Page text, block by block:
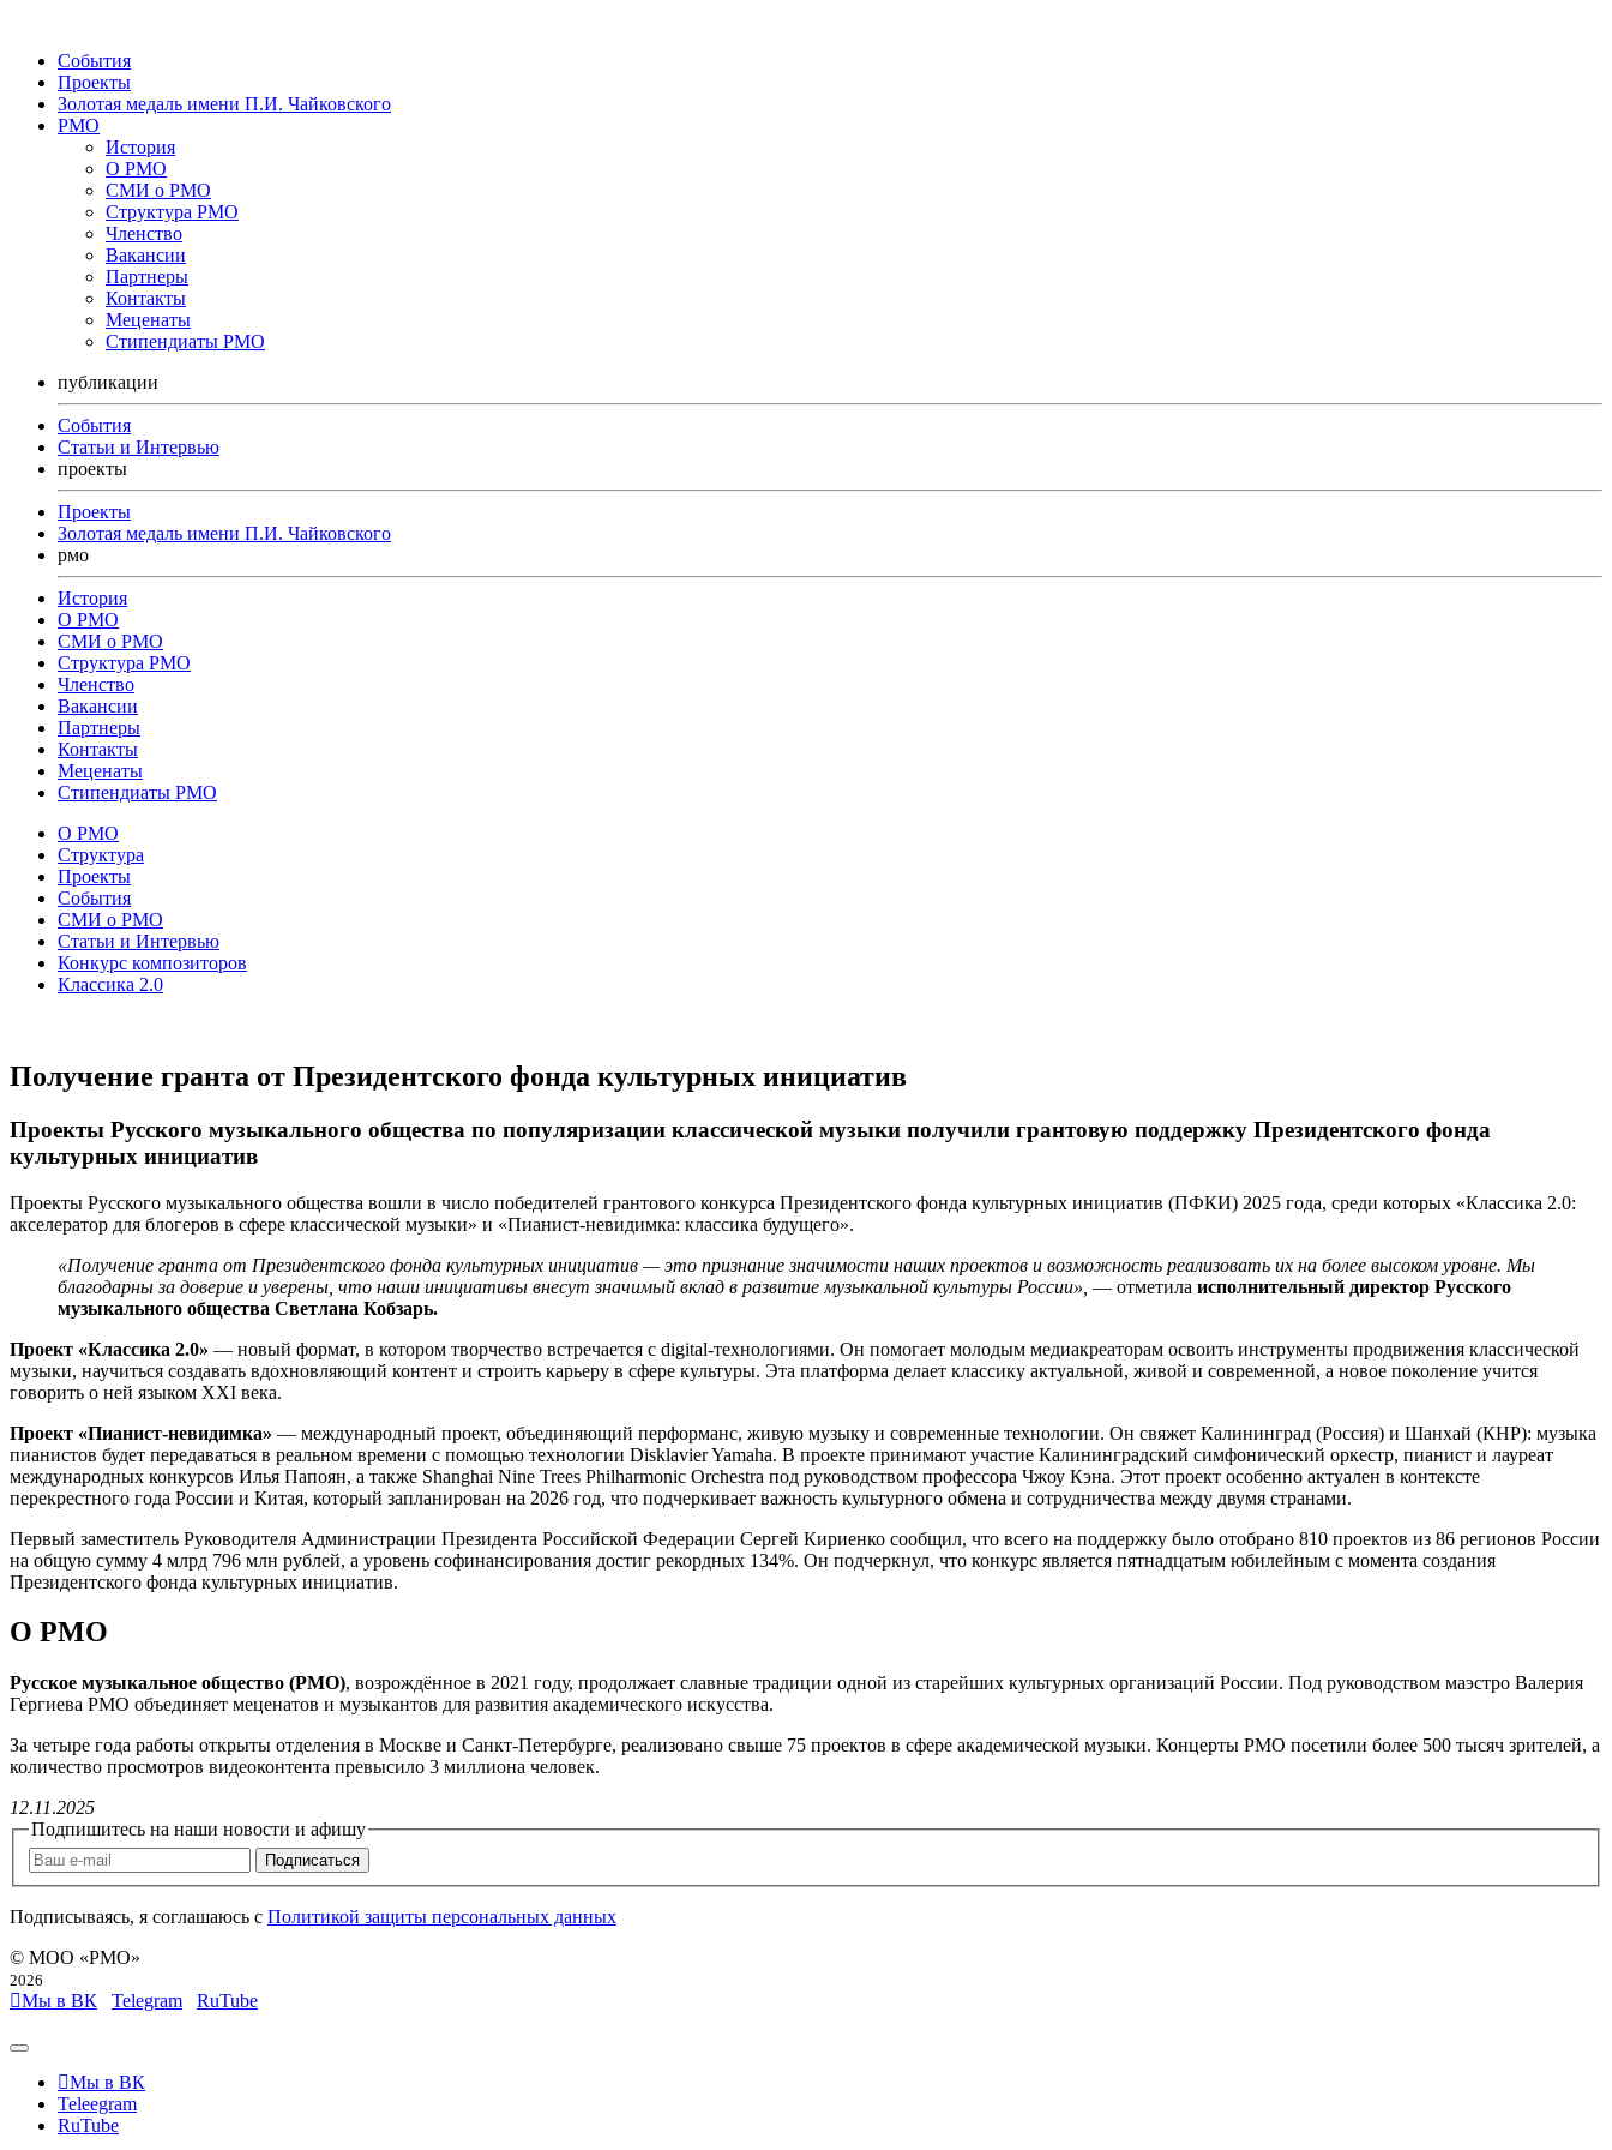
События
Проекты
Золотая медаль имени П.И. Чайковского
РМО
История
О РМО
СМИ о РМО
Структура РМО
Членство
Вакансии
Партнеры
Контакты
Меценаты
Стипендиаты РМО
публикации
События
Статьи и Интервью
проекты
Проекты
Золотая медаль имени П.И. Чайковского
рмо
История
О РМО
СМИ о РМО
Структура РМО
Членство
Вакансии
Партнеры
Контакты
Меценаты
Стипендиаты РМО
О РМО
Структура
Проекты
События
СМИ о РМО
Статьи и Интервью
Конкурс композиторов
Классика 2.0
Получение гранта от Президентского фонда культурных инициатив
Проекты Русского музыкального общества по популяризации классической музыки получили грантовую поддержку Президентского фонда
культурных инициатив
Проекты Русского музыкального общества вошли в число победителей грантового конкурса Президентского фонда культурных инициатив (ПФКИ) 2025 года, среди которых «Классика 2.0:
акселератор для блогеров в сфере классической музыки» и «Пианист-невидимка: классика будущего».
«Получение гранта от Президентского фонда культурных инициатив — это признание значимости наших проектов и возможность реализовать их на более высоком уровне. Мы
благодарны за доверие и уверены, что наши инициативы внесут значимый вклад в развитие музыкальной культуры России», — отметила исполнительный директор Русского
музыкального общества Светлана Кобзарь.
Проект «Классика 2.0» — новый формат, в котором творчество встречается с digital-технологиями. Он помогает молодым медиакреаторам освоить инструменты продвижения классической
музыки, научиться создавать вдохновляющий контент и строить карьеру в сфере культуры. Эта платформа делает классику актуальной, живой и современной, а новое поколение учится
говорить о ней языком XXI века.
Проект «Пианист-невидимка» — международный проект, объединяющий перформанс, живую музыку и современные технологии. Он свяжет Калининград (Россия) и Шанхай (КНР): музыка
пианистов будет передаваться в реальном времени с помощью технологии Disklavier Yamaha. В проекте принимают участие Калининградский симфонический оркестр, пианист и лауреат
международных конкурсов Илья Папоян, а также Shanghai Nine Trees Philharmonic Orchestra под руководством профессора Чжоу Кэна. Этот проект особенно актуален в контексте
перекрестного года России и Китая, который запланирован на 2026 год, что подчеркивает важность культурного обмена и сотрудничества между двумя странами.
Первый заместитель Руководителя Администрации Президента Российской Федерации Сергей Кириенко сообщил, что всего на поддержку было отобрано 810 проектов из 86 регионов России
на общую сумму 4 млрд 796 млн рублей, а уровень софинансирования достиг рекордных 134%. Он подчеркнул, что конкурс является пятнадцатым юбилейным с момента создания
Президентского фонда культурных инициатив.
О РМО
Русское музыкальное общество (РМО), возрождённое в 2021 году, продолжает славные традиции одной из старейших культурных организаций России. Под руководством маэстро Валерия
Гергиева РМО объединяет меценатов и музыкантов для развития академического искусства.
За четыре года работы открыты отделения в Москве и Санкт-Петербурге, реализовано свыше 75 проектов в сфере академической музыки. Концерты РМО посетили более 500 тысяч зрителей, а
количество просмотров видеоконтента превысило 3 миллиона человек.
12.11.2025
Подпишитесь на наши новости и афишу
Подписаться
Подписываясь, я соглашаюсь c Политикой защиты персональных данных
© МОО «РМО»
2026
Мы в ВК Telegram RuTube
Мы в ВК
Teleegram
RuTube